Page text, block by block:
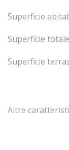
Superficie
Superficie
Superficie
Altre